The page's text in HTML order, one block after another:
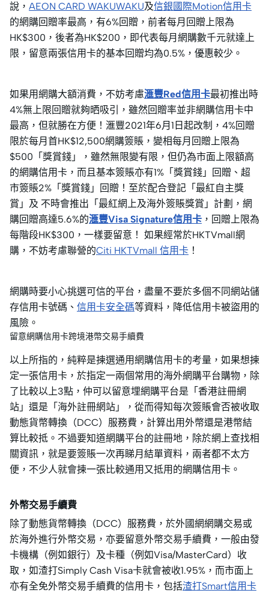
說， AEON CARD WAKUWAKU及信銀國際Motion信用卡
的網購回贈率最高，有6%回贈，前者每月回贈上限為
HK$300，後者為HK$200，即代表每月網購數千元就達上
限，留意兩張信用卡的基本回贈均為0.5%，優惠較少。
如果用網購大額消費，不妨考慮滙豐Red信用卡最初推出時
4%無上限回贈就夠晒吸引，雖然回贈率並非網購信用卡中
最高，但就勝在方便！滙豐2021年6月1日起改制，4%回贈
限於每月首HK$12,500網購簽賬，變相每月回贈上限為
$500「獎賞錢」，雖然無限變有限，但仍為市面上限額高
的網購信用卡，而且基本簽賬亦有1%「獎賞錢」回贈、超
市簽賬2%「獎賞錢」回贈！至於配合登記「最紅自主獎
賞」及 不時會推出「最紅網上及海外簽賬獎賞」計劃，網
購回贈高達5.6%的滙豐Visa Signature信用卡 ，回贈上限為
每階段HK$300，一樣要留意！ 如果經常於HKTVmall網
購，不妨考慮聯營的Citi HKTVmall 信用卡 ！
網購時要小心挑選可信的平台，盡量不要於多個不同網站儲
存信用卡號碼、 信用卡安全碼等資料，降低信用卡被盜用的
風險。
留意網購信用卡跨境港幣交易手續費
以上所指的，純粹是揀選通用網購信用卡的考量，如果想揀
定一張信用卡，於指定一兩個常用的海外網購平台購物，除
了比較以上3點，仲可以留意埋網購平台是「香港註冊網
站」還是「海外註冊網站」，從而得知每次簽賬會否被收取
動態貨幣轉換（DCC）服務費，計算出用外幣還是港幣結
算比較抵。不過要知道網購平台的註冊地，除於網上查找相
關資訊，就是要簽賬一次再睇月結單資料，兩者都不太方
便，不少人就會揀一張比較通用又抵用的網購信用卡。
外幣交易手續費
除了動態貨幣轉換（DCC）服務費，於外國網網購交易或
於海外進行外幣交易，亦要留意外幣交易手續費，一般由發
卡機構（例如銀行）及卡種（例如Visa/MasterCard）收
取，如渣打Simply Cash Visa卡就會被收1.95%，而市面上
亦有全免外幣交易手續費的信用卡，包括渣打Smart信用卡